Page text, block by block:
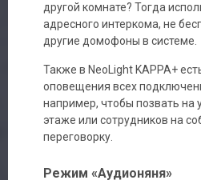
другой комнате? Тогда
адресного интеркома, не
другие домофоны в системе.
Также в NeoLight KAPPA+
оповещения всех
например, чтобы позвать на
этаже или сотрудников на
переговорку.
Режим «Аудионяня»